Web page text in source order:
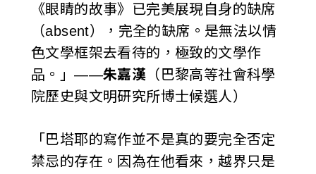
《眼睛的故事》已完美展現自身的缺席
（absent），完全的缺席。是無法以情
色文學框架去看待的，極致的文學作
品。」——朱嘉漢 （巴黎高等社會科學
院歷史與文明研究所博士候選人）
「巴塔耶的寫作並不是真的要完全否定
禁忌的存在。因為在他看來，越界只是